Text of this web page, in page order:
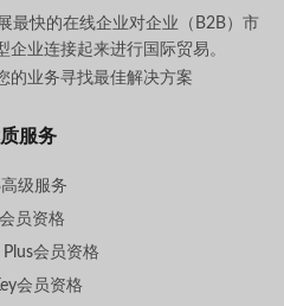
最快的在线企业对企业（B2B）市
业连接起来进行国际贸易。
的业务寻找最佳解决方案
服务
级服务
员资格
Plus会员资格
会员资格